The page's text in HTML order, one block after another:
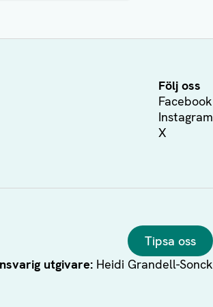
Följ oss
Facebook
Instagram
X
Tipsa oss
utgivare: Heidi Grandell-Sonck